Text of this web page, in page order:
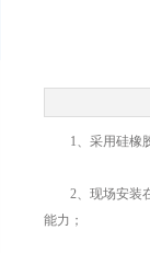
1、采用硅橡胶
2、现场安装在
能力；